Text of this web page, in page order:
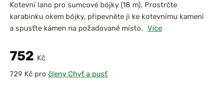
Kotevní lano pro sumcové bójky (18 m). Prostrčte
karabinku okem bójky, připevněte ji ke kotevnímu kameni
a spusťte kámen na požadované místo. Více
752 Kč
pro členy Chyť a pusť